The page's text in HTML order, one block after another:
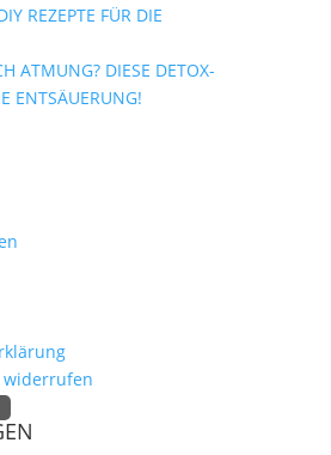
REZEPTE FÜR DIE
ATMUNG? DIESE DETOX-
ENTSÄUERUNG!
widerrufen